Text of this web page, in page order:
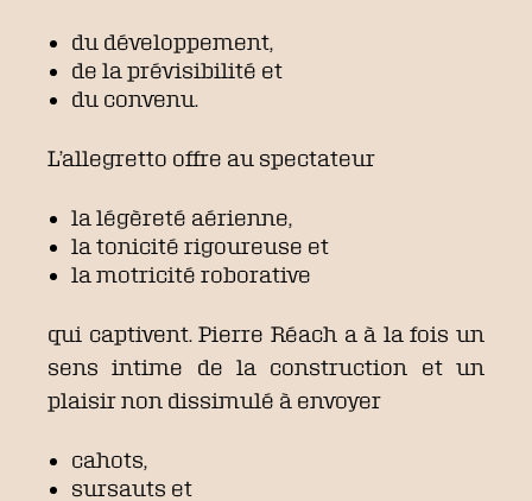
du développement,
de la prévisibilité et
du convenu.
L’allegretto offre au spectateur
la légèreté aérienne,
la tonicité rigoureuse et
la motricité roborative
qui captivent. Pierre Réach a à la fois un
sens intime de la construction et un
plaisir non dissimulé à envoyer
cahots,
sursauts et